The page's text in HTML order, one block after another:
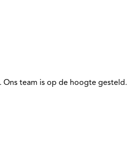
team is op de hoogte gesteld.